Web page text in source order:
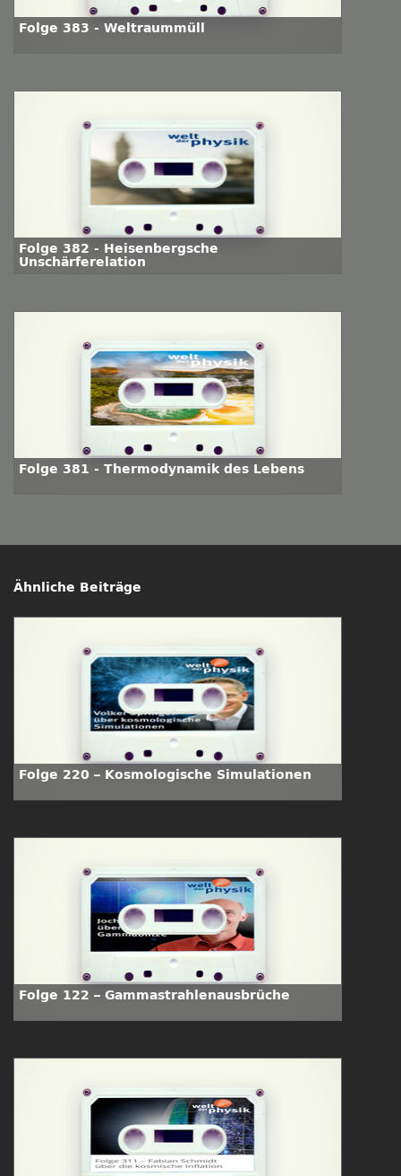
Folge 383 - Weltraummüll
Folge 382 - Heisenbergsche
Unschärferelation
Folge 381 - Thermodynamik des Lebens
Ähnliche Beiträge
Folge 220 – Kosmologische Simulationen
Folge 122 – Gammastrahlenausbrüche